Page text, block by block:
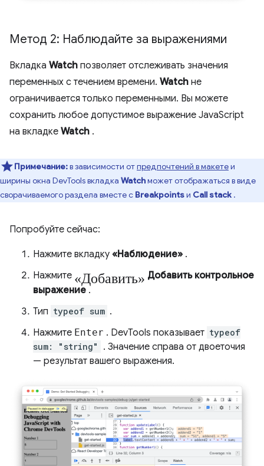
Метод 2: Наблюдайте за выражениями
Вкладка Watch позволяет отслеживать значения
переменных с течением времени. Watch не
ограничивается только переменными. Вы можете
сохранить любое допустимое выражение JavaScript
на вкладке Watch .
Примечание:в зависимости отпредпочтений в макетеи
ширины окна DevTools вкладка Watchможет отображаться в виде
сворачиваемого раздела вместе с Breakpointsи Call stack .
Попробуйте сейчас:
Нажмите вкладку «Наблюдение» .
Нажмите «Добавить» Добавить контрольное
выражение .
Тип typeof sum .
Нажмите Enter . DevTools показывает typeof
sum: "string"
. Значение справа от двоеточия
— результат вашего выражения.